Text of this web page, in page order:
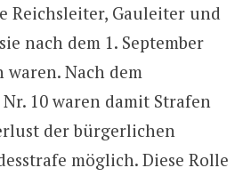
Reichsleiter, Gauleiter und
nach dem 1. September
waren. Nach dem
10 waren damit Strafen
der bürgerlichen
möglich. Diese Rolle